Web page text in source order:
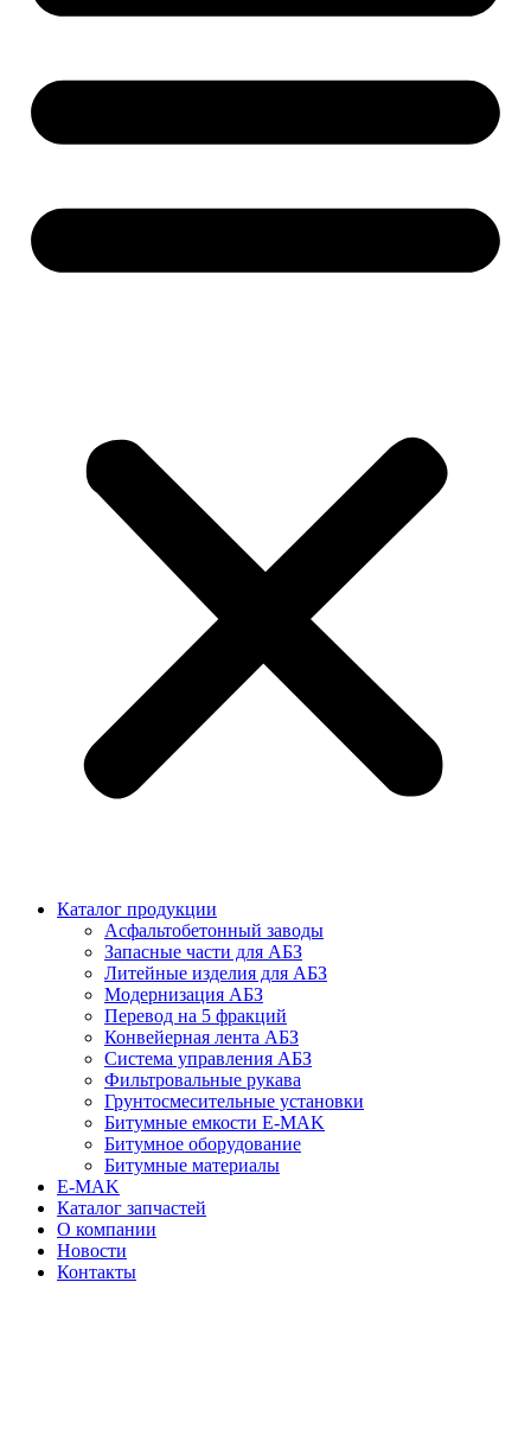
Каталог продукции
Асфальтобетонный заводы
Запасные части для АБЗ
Литейные изделия для АБЗ
Модернизация АБЗ
Перевод на 5 фракций
Конвейерная лента АБЗ
Система управления АБЗ
Фильтровальные рукава
Грунтосмесительные установки
Битумные емкости E-MAK
Битумное оборудование
Битумные материалы
E-MAK
Каталог запчастей
О компании
Новости
Контакты